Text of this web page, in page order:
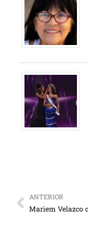
ANTERIOR